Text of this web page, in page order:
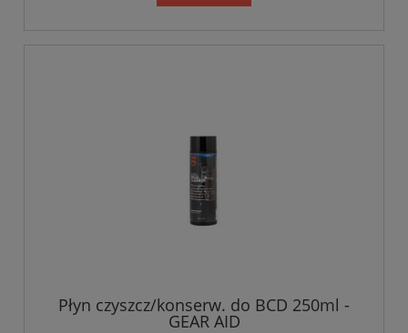
Płyn czyszcz/konserw. do BCD 250ml -
GEAR AID